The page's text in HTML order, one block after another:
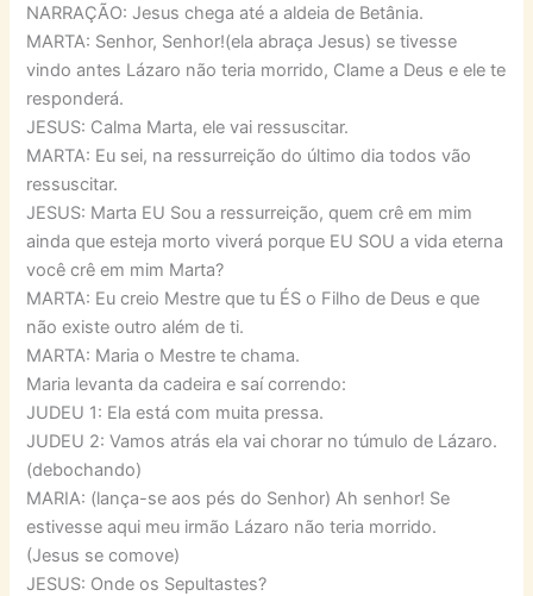
NARRAÇÃO: Jesus chega até a aldeia de Betânia.
MARTA: Senhor, Senhor!(ela abraça Jesus) se tivesse
vindo antes Lázaro não teria morrido, Clame a Deus e ele te
responderá.
JESUS: Calma Marta, ele vai ressuscitar.
MARTA: Eu sei, na ressurreição do último dia todos vão
ressuscitar.
JESUS: Marta EU Sou a ressurreição, quem crê em mim
ainda que esteja morto viverá porque EU SOU a vida eterna
você crê em mim Marta?
MARTA: Eu creio Mestre que tu ÉS o Filho de Deus e que
não existe outro além de ti.
MARTA: Maria o Mestre te chama.
Maria levanta da cadeira e saí correndo:
JUDEU 1: Ela está com muita pressa.
JUDEU 2: Vamos atrás ela vai chorar no túmulo de Lázaro.
(debochando)
MARIA: (lança-se aos pés do Senhor) Ah senhor! Se
estivesse aqui meu irmão Lázaro não teria morrido.
(Jesus se comove)
JESUS: Onde os Sepultastes?